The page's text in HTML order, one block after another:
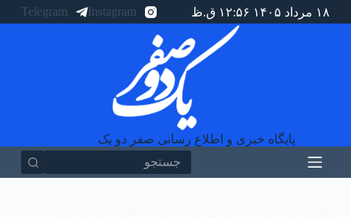
ا
۱۸ مرداد ۱۴۰۵ ۱۲:۵۶ ق.ظ Instagram
Telegram
پایگاه خبری و اطلاع رسانی صفر دو یک
نتیجه